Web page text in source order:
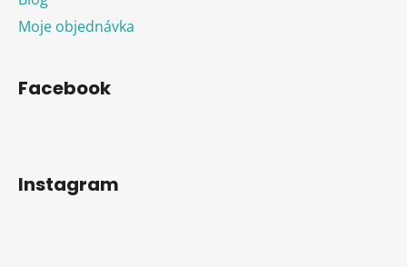
Moje objednávka
Facebook
Instagram